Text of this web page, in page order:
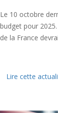
Le 10 octobre
budget pour
de la France
Lire cette